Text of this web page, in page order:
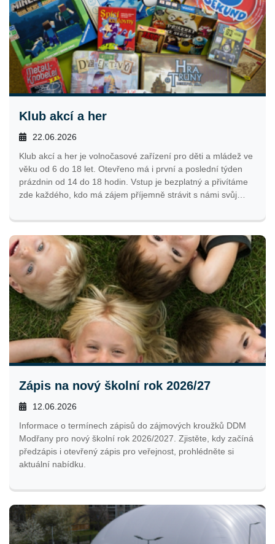
Klub akcí a her
22.06.2026
Klub akcí a her je volnočasové zařízení pro děti a mládež ve
věku od 6 do 18 let. Otevřeno má i první a poslední týden
prázdnin od 14 do 18 hodin. Vstup je bezplatný a přivítáme
zde každého, kdo má zájem příjemně strávit s námi svůj
Zápis na nový školní rok 2026/27
12.06.2026
Informace o termínech zápisů do zájmových kroužků DDM
Modřany pro nový školní rok 2026/2027. Zjistěte, kdy začíná
předzápis i otevřený zápis pro veřejnost, prohlédněte si
aktuální nabídku.